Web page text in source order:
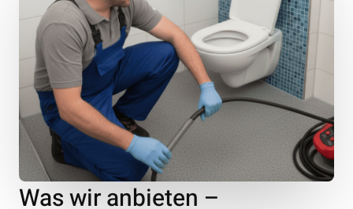
Was wir anbieten –